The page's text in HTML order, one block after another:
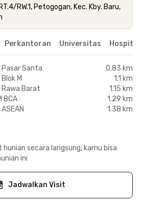
RW.1, Petogogan, Kec. Kby. Baru,
Perkantoran Universitas Hospital
Santa
0.83 km
M
1.1 km
Barat
1.15 km
BCA
1.29 km
1.38 km
secara langsung, kamu bisa
ini
Jadwalkan Visit